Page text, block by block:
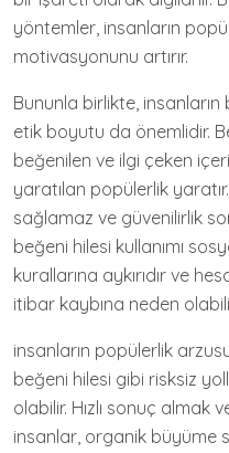
yöntemler, insanların
motivasyonunu artırır.
Bununla birlikte, insanların
etik boyutu da önemlidir.
beğenilen ve ilgi çeken
yaratılan popülerlik
sağlamaz ve güvenilirlik
beğeni hilesi kullanımı
kurallarına aykırıdır ve
itibar kaybına neden
insanların popülerlik
beğeni hilesi gibi risksiz
olabilir. Hızlı sonuç almak
insanlar, organik büyüme